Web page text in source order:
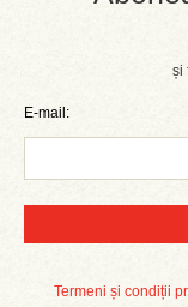
și
E-mail:
Termeni și condiții